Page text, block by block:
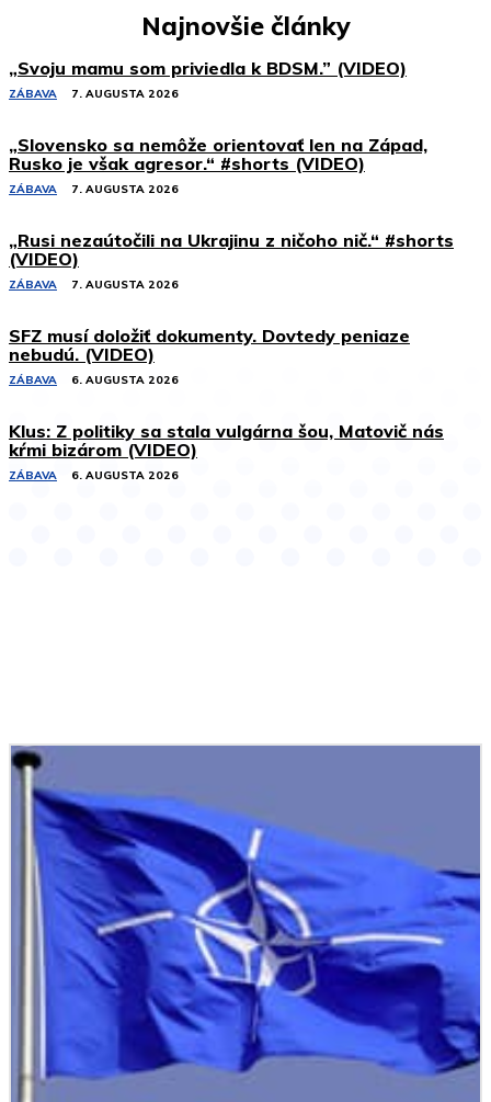
Najnovšie články
„Svoju mamu som priviedla k BDSM.” (VIDEO)
ZÁBAVA 7. AUGUSTA 2026
„Slovensko sa nemôže orientovať len na Západ,
Rusko je však agresor.“ #shorts (VIDEO)
ZÁBAVA 7. AUGUSTA 2026
„Rusi nezaútočili na Ukrajinu z ničoho nič.“ #shorts
(VIDEO)
ZÁBAVA 7. AUGUSTA 2026
SFZ musí doložiť dokumenty. Dovtedy peniaze
nebudú. (VIDEO)
ZÁBAVA 6. AUGUSTA 2026
Klus: Z politiky sa stala vulgárna šou, Matovič nás
kŕmi bizárom (VIDEO)
ZÁBAVA 6. AUGUSTA 2026